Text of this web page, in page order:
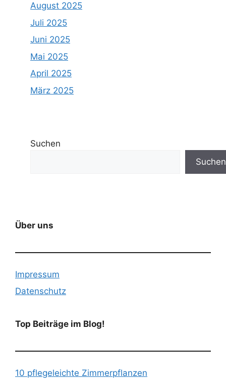
August 2025
Juli 2025
Juni 2025
Mai 2025
April 2025
März 2025
Suchen
Suchen
Über uns
Impressum
Datenschutz
Top Beiträge im Blog!
10 pflegeleichte Zimmerpflanzen